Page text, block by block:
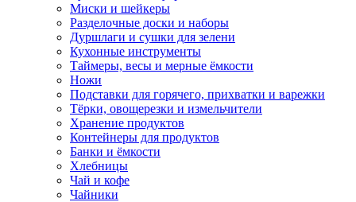
Миски и шейкеры
Разделочные доски и наборы
Дуршлаги и сушки для зелени
Кухонные инструменты
Таймеры, весы и мерные ёмкости
Ножи
Подставки для горячего, прихватки и варежки
Тёрки, овощерезки и измельчители
Хранение продуктов
Контейнеры для продуктов
Банки и ёмкости
Хлебницы
Чай и кофе
Чайники